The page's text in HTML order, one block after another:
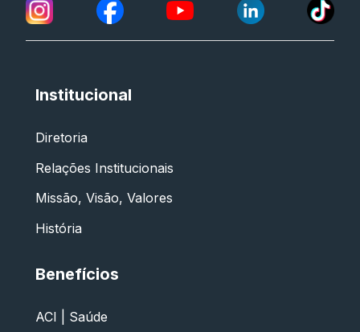
Institucional
Diretoria
Relações Institucionais
Missão, Visão, Valores
História
Benefícios
ACI | Saúde